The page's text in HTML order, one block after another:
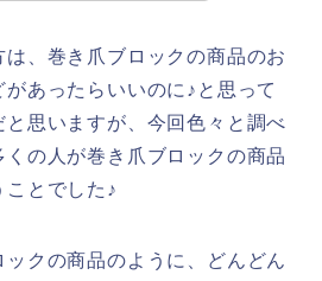
、巻き爪ブロックの商品のお
あったらいいのに♪と思って
思いますが、今回色々と調べ
の人が巻き爪ブロックの商品
ことでした♪
クの商品のように、どんどん